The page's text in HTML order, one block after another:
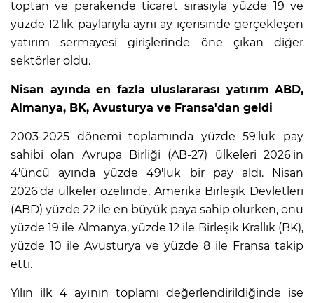
toptan ve perakende ticaret sırasıyla yüzde 19 ve
yüzde 12'lik paylarıyla aynı ay içerisinde gerçekleşen
yatırım sermayesi girişlerinde öne çıkan diğer
sektörler oldu.
Nisan ayında en fazla uluslararası yatırım ABD,
Almanya, BK, Avusturya ve Fransa'dan geldi
2003-2025 dönemi toplamında yüzde 59'luk pay
sahibi olan Avrupa Birliği (AB-27) ülkeleri 2026'in
4'üncü ayında yüzde 49'luk bir pay aldı. Nisan
2026'da ülkeler özelinde, Amerika Birleşik Devletleri
(ABD) yüzde 22 ile en büyük paya sahip olurken, onu
yüzde 19 ile Almanya, yüzde 12 ile Birleşik Krallık (BK),
yüzde 10 ile Avusturya ve yüzde 8 ile Fransa takip
etti.
Yılın ilk 4 ayının toplamı değerlendirildiğinde ise